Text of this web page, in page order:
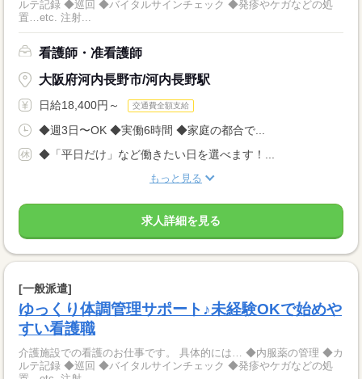
ルテ記録 ◆巡回 ◆バイタルサインチェック ◆発疹やケガなどの処
置…etc. 注射...
看護師・准看護師
大阪府河内長野市/河内長野駅
日給18,400円～ 交通費全額支給
◆週3日〜OK ◆実働6時間 ◆家庭の都合で...
◆「平日だけ」など働きたい日を選べます！...
もっと見る
求人詳細を見る
[一般派遣]
ゆっくり体調管理サポート♪未経験OKで始めや
すい看護職
介護施設での看護のお仕事です。 具体的には… ◆内服薬の管理 ◆カ
ルテ記録 ◆巡回 ◆バイタルサインチェック ◆発疹やケガなどの処